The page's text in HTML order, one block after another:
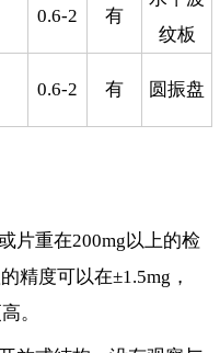
0.6-2 有
纹板
0.6-2 有 圆振盘
片重在200mg以上的检
精度可以在±1.5mg，
。